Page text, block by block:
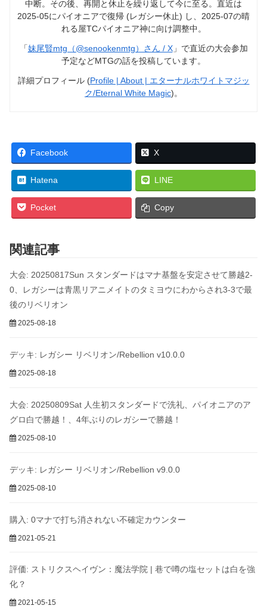
中断。その後、再開と休止を繰り返して今に至る。直近は
2025-05にパイオニアで復帰 (レガシー休止) し、2025-07の晴
れる屋TCパイオニア神に向け調整中。
「妹尾賢mtg（@senookenmtg）さん / X」で直近の大会参加
予定などMTGの話を投稿しています。
詳細プロフィール (Profile | About | エターナルホワイトマジッ
ク/Eternal White Magic)。
Facebook X
Hatena LINE
Pocket Copy
関連記事
大会: 20250817Sun スタンダードはマナ基盤を安定させて勝越2-
0、レガシーは青黒リアニメイトのタミヨウにわからされ3-3で最
後のリベリオン
2025-08-18
デッキ: レガシー リベリオン/Rebellion v10.0.0
2025-08-18
大会: 20250809Sat 人生初スタンダードで洗礼、パイオニアのア
グロ白で勝越！、4年ぶりのレガシーで勝越！
2025-08-10
デッキ: レガシー リベリオン/Rebellion v9.0.0
2025-08-10
購入: 0マナで打ち消されない不確定カウンター
2021-05-21
評価: ストリクスヘイヴン：魔法学院 | 巷で噂の塩セットは白を強
化？
2021-05-15